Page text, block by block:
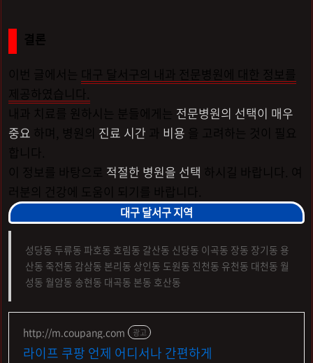
결론
이번 글에서는
대구 달서구의 내과 전문병원에 대한 정보를
제공하였습니다.
내과 치료를 원하시는 분들에게는 전문병원의 선택이 매우
중요 하며, 병원의 진료 시간 과 비용 을 고려하는 것이 필요
합니다.
이 정보를 바탕으로 적절한 병원을 선택 하시길 바랍니다. 여
러분의 건강에 도움이 되기를 바랍니다.
대구 달서구 지역
성당동 두류동 파호동 호림동 갈산동 신당동 이곡동 장동 장기동 용
산동 죽전동 감삼동 본리동 상인동 도원동 진천동 유천동 대천동 월
성동 월암동 송현동 대곡동 본동 호산동
http://m.coupang.com 광고
라이프 쿠팡 언제 어디서나 간편하게